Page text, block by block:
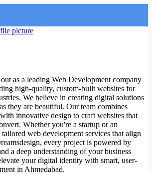
Avancée
compte
as a leading Web Development company
high-quality, custom-built websites for
We believe in creating digital solutions
they are beautiful. Our team combines
innovative design to craft websites that
Whether you're a startup or an
web development services that align
every project is powered by
a deep understanding of your business
your digital identity with smart, user-
in Ahmedabad.